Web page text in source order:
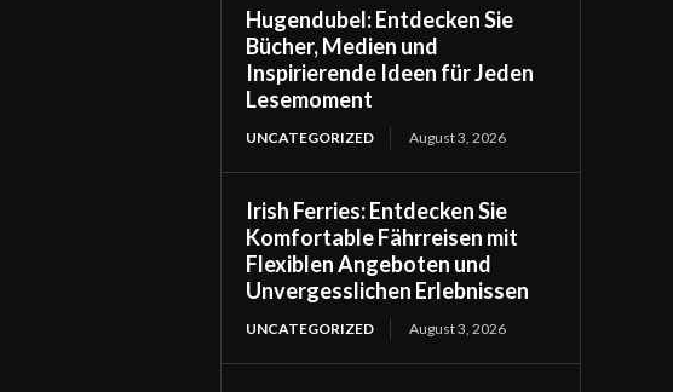
Hugendubel: Entdecken Sie
Bücher, Medien und
Inspirierende Ideen für Jeden
Lesemoment
UNCATEGORIZED August 3, 2026
Irish Ferries: Entdecken Sie
Komfortable Fährreisen mit
Flexiblen Angeboten und
Unvergesslichen Erlebnissen
UNCATEGORIZED August 3, 2026